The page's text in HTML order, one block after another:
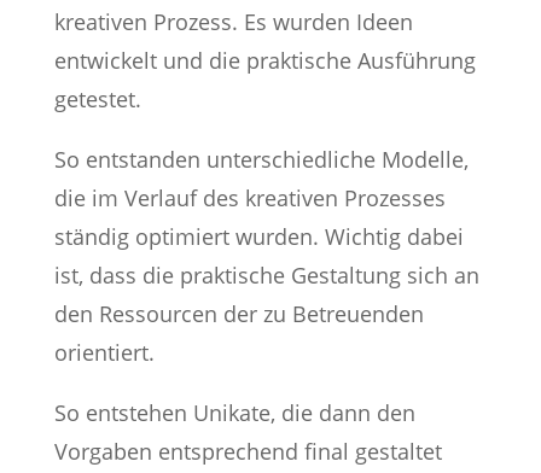
kreativen Prozess. Es wurden Ideen
entwickelt und die praktische Ausführung
getestet.
So entstanden unterschiedliche Modelle,
die im Verlauf des kreativen Prozesses
ständig optimiert wurden. Wichtig dabei
ist, dass die praktische Gestaltung sich an
den Ressourcen der zu Betreuenden
orientiert.
So entstehen Unikate, die dann den
Vorgaben entsprechend final gestaltet